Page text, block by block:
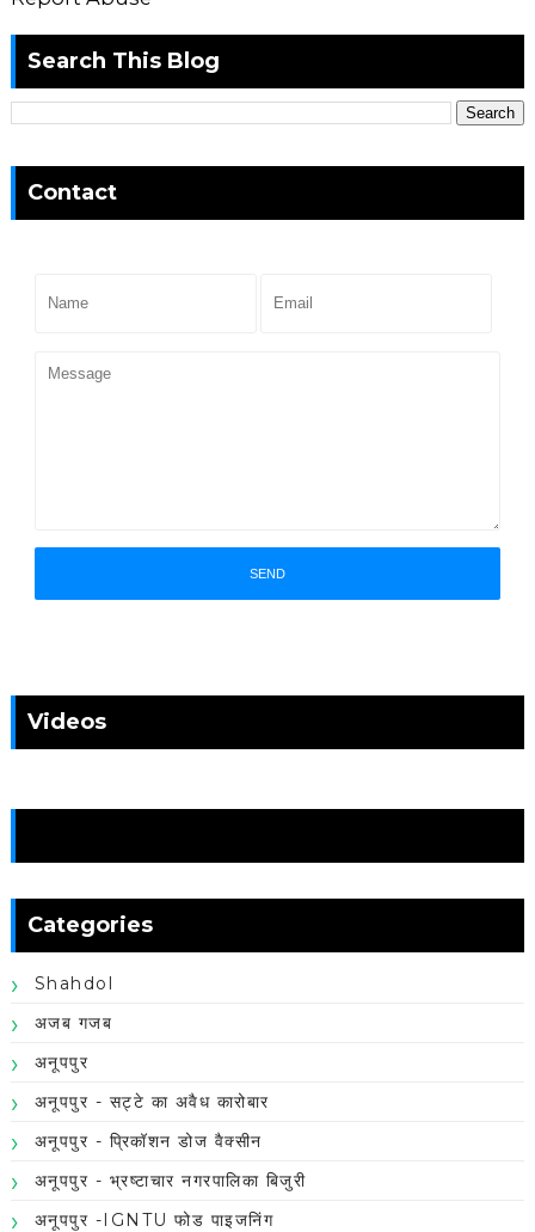
Search This Blog
Contact
Videos
Categories
Shahdol
अजब गजब
अनूपपुर
अनूपपुर - सट्टे का अवैध कारोबार
अनूपपुर - प्रिकॉशन डोज वैक्सीन
अनूपपुर - भ्रष्टाचार नगरपालिका बिजुरी
अनूपपुर -IGNTU फोड पाइजनिंग